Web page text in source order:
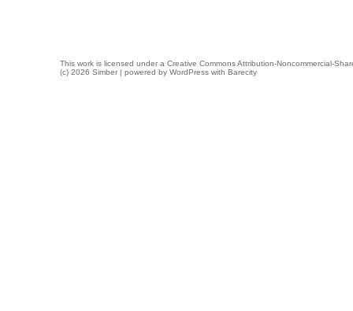
This work is licensed under a Creative Commons Attribution-Noncommercial-
(c) 2026 Simber | powered by WordPress with Barecity